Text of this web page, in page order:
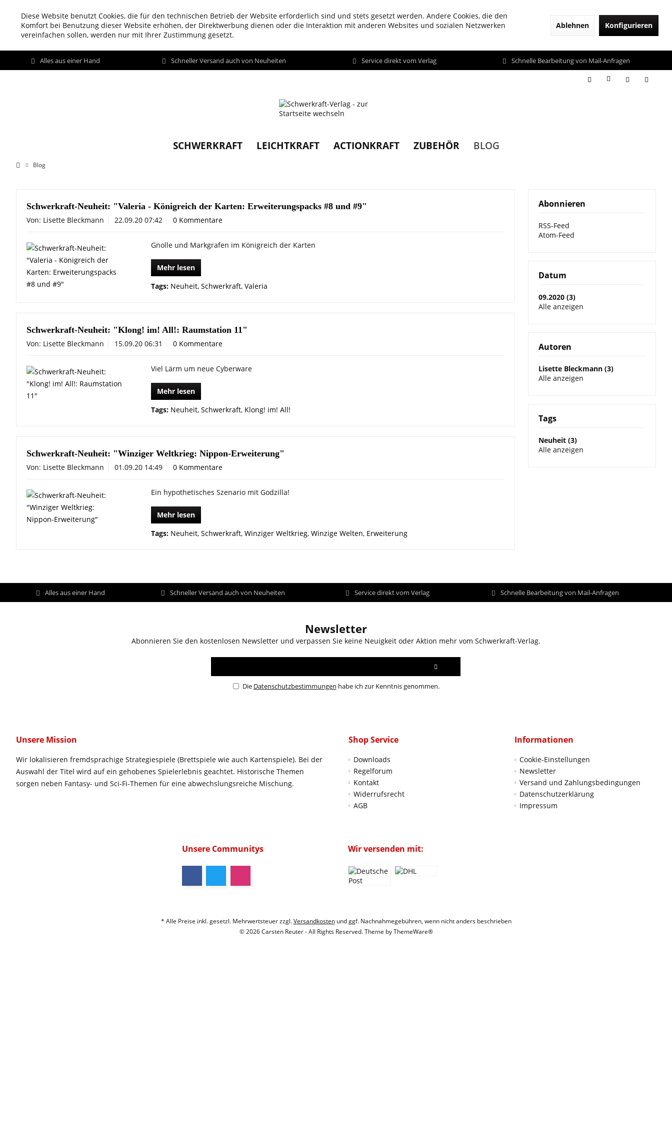
Diese Website benutzt Cookies, die für den technischen Betrieb der Website erforderlich sind und stets gesetzt werden. Andere Cookies, die den
Komfort bei Benutzung dieser Website erhöhen, der Direktwerbung dienen oder die Interaktion mit anderen Websites und sozialen Netzwerken
vereinfachen sollen, werden nur mit Ihrer Zustimmung gesetzt.
Ablehnen Konfigurieren
Alles aus einer Hand Schneller Versand auch von Neuheiten Service direkt vom Verlag Schnelle Bearbeitung von Mail-Anfragen
SCHWERKRAFT LEICHTKRAFT ACTIONKRAFT ZUBEHÖR BLOG
Blog
Abonnieren
RSS-Feed
Atom-Feed
Datum
09.2020 (3)
Alle anzeigen
Autoren
Lisette Bleckmann (3)
Alle anzeigen
Tags
Neuheit (3)
Alle anzeigen
Schwerkraft-Neuheit: "Valeria - Königreich der Karten: Erweiterungspacks #8 und #9"
Von: Lisette Bleckmann 22.09.20 07:42 0 Kommentare
Gnolle und Markgrafen im Königreich der Karten
Mehr lesen
Tags: Neuheit, Schwerkraft, Valeria
Schwerkraft-Neuheit: "Klong! im! All!: Raumstation 11"
Von: Lisette Bleckmann 15.09.20 06:31 0 Kommentare
Viel Lärm um neue Cyberware
Mehr lesen
Tags: Neuheit, Schwerkraft, Klong! im! All!
Schwerkraft-Neuheit: "Winziger Weltkrieg: Nippon-Erweiterung"
Von: Lisette Bleckmann 01.09.20 14:49 0 Kommentare
Ein hypothetisches Szenario mit Godzilla!
Mehr lesen
Tags: Neuheit, Schwerkraft, Winziger Weltkrieg, Winzige Welten, Erweiterung
Alles aus einer Hand Schneller Versand auch von Neuheiten Service direkt vom Verlag Schnelle Bearbeitung von Mail-Anfragen
Newsletter
Abonnieren Sie den kostenlosen Newsletter und verpassen Sie keine Neuigkeit oder Aktion mehr vom Schwerkraft-Verlag.
Die Datenschutzbestimmungen habe ich zur Kenntnis genommen.
Unsere Mission
Wir lokalisieren fremdsprachige Strategiespiele (Brettspiele wie auch Kartenspiele). Bei der
Auswahl der Titel wird auf ein gehobenes Spielerlebnis geachtet. Historische Themen
sorgen neben Fantasy- und Sci-Fi-Themen für eine abwechslungsreiche Mischung.
Shop Service
Downloads
Regelforum
Kontakt
Widerrufsrecht
AGB
Informationen
Cookie-Einstellungen
Newsletter
Versand und Zahlungsbedingungen
Datenschutzerklärung
Impressum
Unsere Communitys Wir versenden mit:
* Alle Preise inkl. gesetzl. Mehrwertsteuer zzgl.Versandkostenund ggf. Nachnahmegebühren, wenn nicht anders beschrieben
© 2026 Carsten Reuter - All Rights Reserved. Theme byThemeWare®